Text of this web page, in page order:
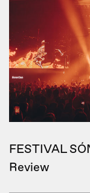
FESTIVAL
Review